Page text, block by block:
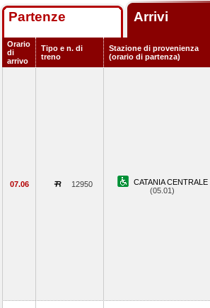
Partenze Arrivi
Orario
di
arrivo
Tipo e n. di
treno
Stazione di provenienza
(orario di partenza)
07.06 12950
CATANIA CENTRALE
(05.01)